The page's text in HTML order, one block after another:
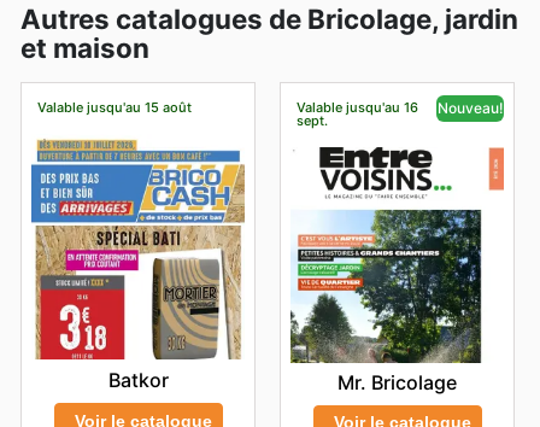
Autres catalogues de Bricolage, jardin
et maison
Valable jusqu'au 15 août
Batkor
Voir le catalogue
Valable jusqu'au 16
sept.
Nouveau!
Mr. Bricolage
Voir le catalogue